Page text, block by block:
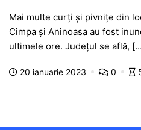
c
e
b
o
k
at
s
A
p
s
s
e
n
er
itt
er
e
a
m
Mai multe curţi şi pivniţe din
Cimpa şi Aninoasa au fost
ultimele ore. Judeţul se află,
20 ianuarie 2023 0